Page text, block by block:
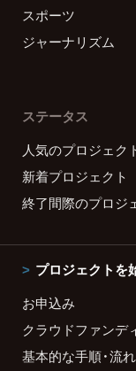
スポーツ
ジャーナリズム
ステータス
人気のプロジェク
新着プロジェクト
終了間際のプロジ
プロジェクトを
お申込み
クラウドファンデ
基本的な手順・流れ